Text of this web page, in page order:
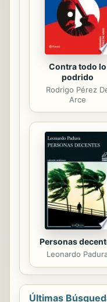
pase
Contra todo lo
podrido
Rodrigo Pérez
Arce
Personas
Leonardo
Últimas